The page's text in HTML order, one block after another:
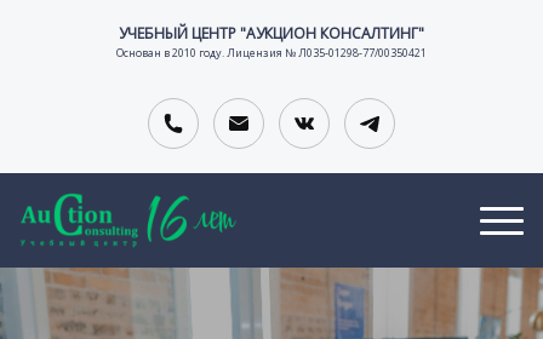
УЧЕБНЫЙ ЦЕНТР "АУКЦИОН КОНСАЛТИНГ"
Основан в 2010 году. Лицензия № Л035-01298-77/00350421